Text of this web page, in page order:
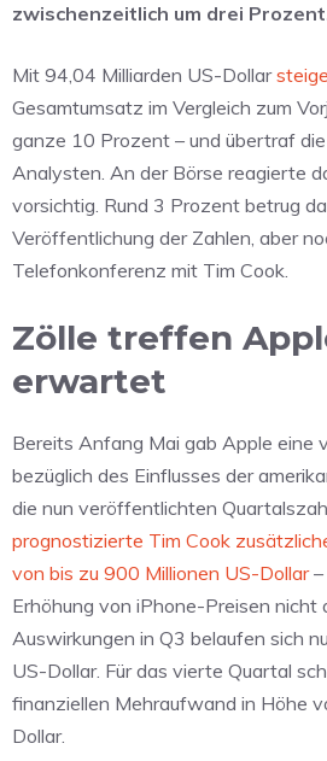
zwischenzeitlich um drei
Mit 94,04 Milliarden US-Dollar
Gesamtumsatz im Vergleich zum
ganze 10 Prozent – und übertraf
Analysten. An der Börse reagierte
vorsichtig. Rund 3 Prozent betrug
Veröffentlichung der Zahlen, aber
Telefonkonferenz mit Tim Cook.
Zölle treffen
erwartet
Bereits Anfang Mai gab Apple eine
bezüglich des Einflusses der
die nun veröffentlichten
prognostizierte Tim Cook
von bis zu 900 Millionen US-Dollar–
Erhöhung von iPhone-Preisen nicht
Auswirkungen in Q3 belaufen sich
US-Dollar. Für das vierte Quartal
finanziellen Mehraufwand in Höhe
Dollar.